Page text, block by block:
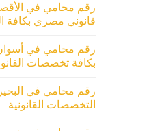
رقم محامي في
قانوني مصري بكافة
رقم محامي في
بكافة تخصصات
رقم محامي في
التخصصات القانونية